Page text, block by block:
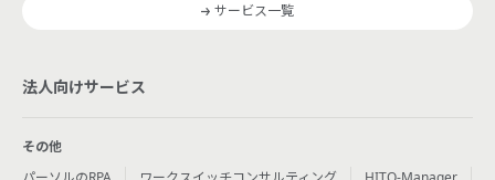
サービス一覧
法人向けサービス
その他